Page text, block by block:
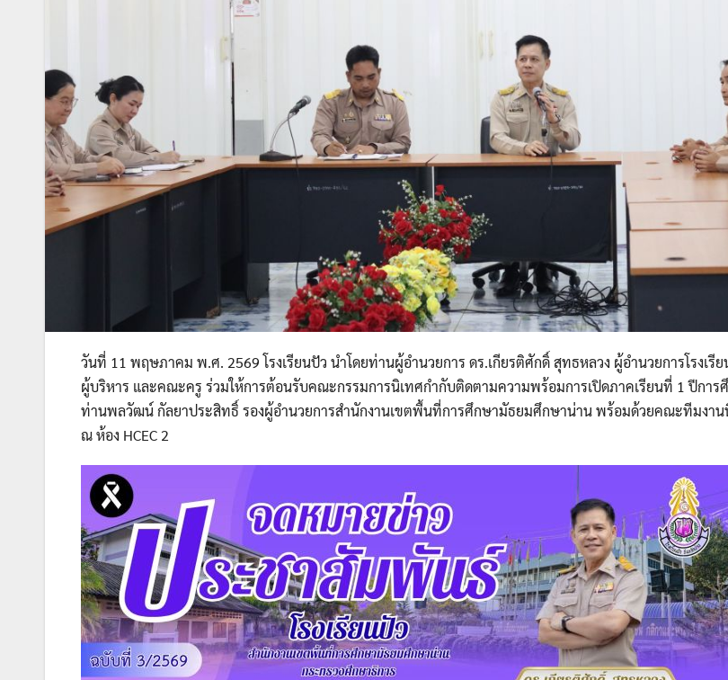
วันที่ 11 พฤษภาคม พ.ศ. 2569 โรงเรียนปัว นำโดยท่านผู้อำนวยการ ดร.เกียรติศักดิ์ สุทธหลวง ผู้อำนวยการโรงเ
ผู้บริหาร และคณะครู ร่วมให้การต้อนรับคณะกรรมการนิเทศกำกับติดตามความพร้อมการเปิดภาคเรียนที่ 1 ปีการ
ท่านพลวัฒน์ กัลยาประสิทธิ์ รองผู้อำนวยการสำนักงานเขตพื้นที่การศึกษามัธยมศึกษาน่าน พร้อมด้วยคณะทีมงา
ณ ห้อง HCEC 2